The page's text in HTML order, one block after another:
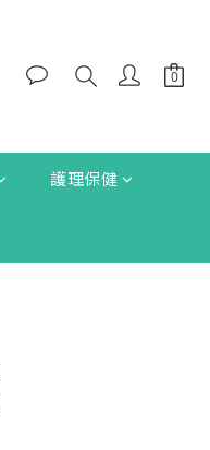
護理保健